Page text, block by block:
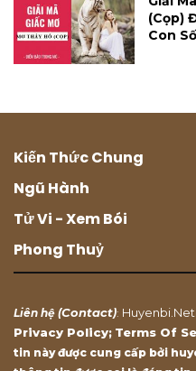
(cọp)
Con
Kiến Thức Chung
Ngũ Hành
Tử Vi - Xem Bói
Phong Thuỷ
Liên hệ (Contact):
Privacy Policy; Terms Of
tin này được cung cấp bởi